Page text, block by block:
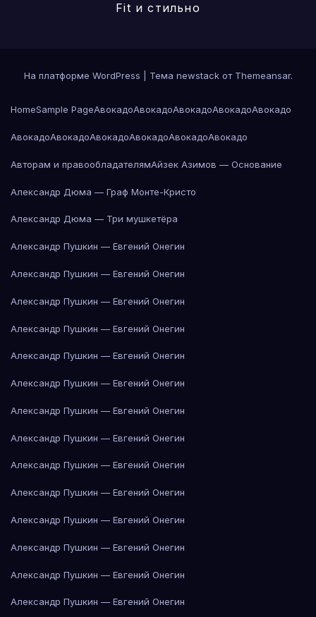
Fit и стильно
На платформе WordPress Тема newstack от Themeansar.
HomeSample PageАвокадоАвокадоАвокадоАвокадоАвокадо
АвокадоАвокадоАвокадоАвокадоАвокадоАвокадо
Авторам и правообладателямАйзек Азимов — Основание
Александр Дюма — Граф Монте-Кристо
Александр Дюма — Три мушкетёра
Александр Пушкин — Евгений Онегин
Александр Пушкин — Евгений Онегин
Александр Пушкин — Евгений Онегин
Александр Пушкин — Евгений Онегин
Александр Пушкин — Евгений Онегин
Александр Пушкин — Евгений Онегин
Александр Пушкин — Евгений Онегин
Александр Пушкин — Евгений Онегин
Александр Пушкин — Евгений Онегин
Александр Пушкин — Евгений Онегин
Александр Пушкин — Евгений Онегин
Александр Пушкин — Евгений Онегин
Александр Пушкин — Евгений Онегин
Александр Пушкин — Евгений Онегин